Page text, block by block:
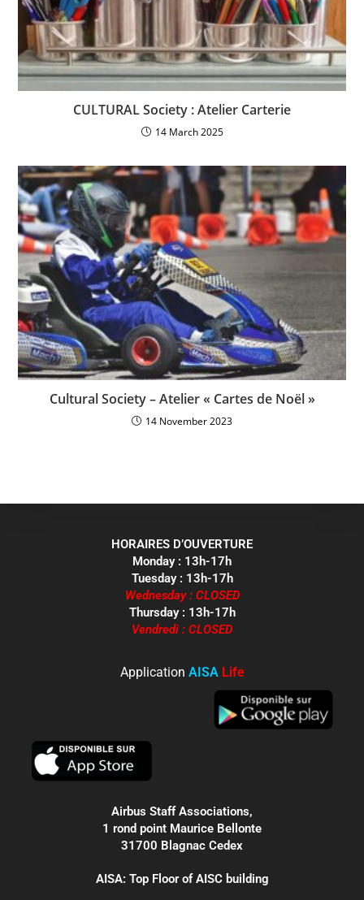
CULTURAL Society : Atelier Carterie
14 March 2025
Cultural Society – Atelier « Cartes de Noël »
14 November 2023
HORAIRES D’OUVERTURE
Monday : 13h-17h
Tuesday : 13h-17h
Wednesday : CLOSED
Thursday : 13h-17h
Vendredi : CLOSED
Application AISA Life
Airbus Staff Associations,
1 rond point Maurice Bellonte
31700 Blagnac Cedex
AISA: Top Floor of AISC building